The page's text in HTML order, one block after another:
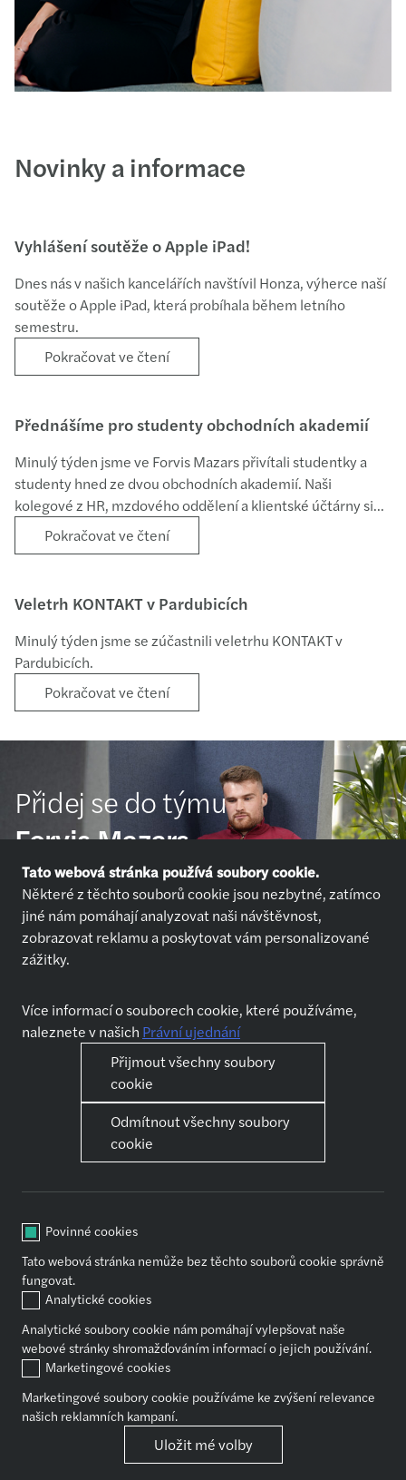
Novinky a informace
Vyhlášení soutěže o Apple iPad!
Dnes nás v našich kancelářích navštívil Honza, výherce naší
soutěže o Apple iPad, která probíhala během letního
semestru.
Pokračovat ve čtení
Přednášíme pro studenty obchodních akademií
Minulý týden jsme ve Forvis Mazars přivítali studentky a
studenty hned ze dvou obchodních akademií. Naši
kolegové z HR, mzdového oddělení a klientské účtárny si
pro ně připravili zajímavou přednášku o tom, jak to u nás
funguje a co obnáší práce v účetnictví. Zároveň ukázali, jak
automatizaci a moderním technologiím. Děkujeme
studentům za milou návštěvu a našim kolegům za skvělou
organizaci i přínosnou přednášku.
Pokračovat ve čtení
Veletrh KONTAKT v Pardubicích
Minulý týden jsme se zúčastnili veletrhu KONTAKT v
Pardubicích.
Pokračovat ve čtení
Přidej se do týmu
Forvis Mazars
Přihlásit se
Chci pracovat
Jak se připravit na pohovor
Kdo jsme
Jak se připravit na pohovor
Audit
Daňové poradenství
Outsourcing
Transakční poradenství
Znalectví
Mzdové účetnictví
První kroky
Práce a volný čas
Sdílet
Tato webová stránka používá soubory cookie.
Některé z těchto souborů cookie jsou nezbytné, zatímco
jiné nám pomáhají analyzovat naši návštěvnost,
zobrazovat reklamu a poskytovat vám personalizované
zážitky.
Více informací o souborech cookie, které používáme,
naleznete v našich Právní ujednání
Přijmout všechny soubory
cookie
Odmítnout všechny soubory
cookie
Povinné cookies
Tato webová stránka nemůže bez těchto souborů cookie správně
fungovat.
Analytické cookies
Analytické soubory cookie nám pomáhají vylepšovat naše
webové stránky shromažďováním informací o jejich používání.
Marketingové cookies
Marketingové soubory cookie používáme ke zvýšení relevance
našich reklamních kampaní.
Uložit mé volby